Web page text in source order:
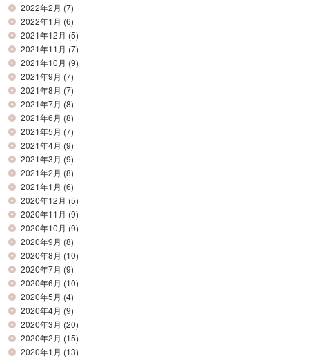
2022年2月 (7)
2022年1月 (6)
2021年12月 (5)
2021年11月 (7)
2021年10月 (9)
2021年9月 (7)
2021年8月 (7)
2021年7月 (8)
2021年6月 (8)
2021年5月 (7)
2021年4月 (9)
2021年3月 (9)
2021年2月 (8)
2021年1月 (6)
2020年12月 (5)
2020年11月 (9)
2020年10月 (9)
2020年9月 (8)
2020年8月 (10)
2020年7月 (9)
2020年6月 (10)
2020年5月 (4)
2020年4月 (9)
2020年3月 (20)
2020年2月 (15)
2020年1月 (13)